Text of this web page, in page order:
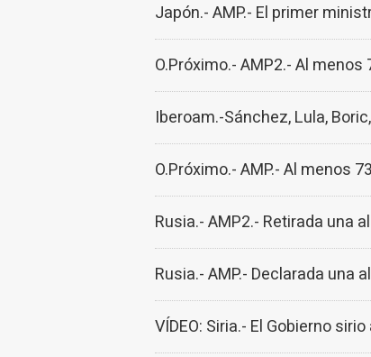
Japón.- AMP.- El primer
O.Próximo.- AMP2.- Al
Iberoam.-Sánchez, Lula,
O.Próximo.- AMP.- Al menos
Rusia.- AMP2.- Retirada una
Rusia.- AMP.- Declarada
VÍDEO: Siria.- El Gobierno